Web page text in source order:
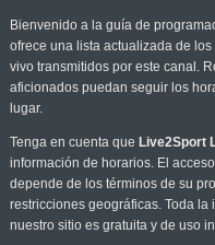
Bienvenido a la guía de
ofrece una lista actualizada de
vivo transmitidos por este canal.
aficionados puedan seguir los
lugar.
Tenga en cuenta que Live2Sport
información de horarios. El
depende de los términos de su
restricciones geográficas. Toda
nuestro sitio es gratuita y de uso